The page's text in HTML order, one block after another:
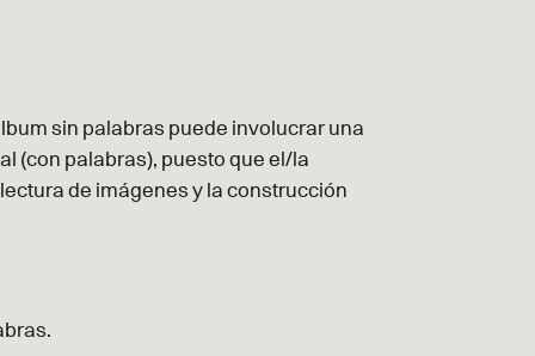
sin palabras puede involucrar una
(con palabras), puesto que el/la
de imágenes y la construcción